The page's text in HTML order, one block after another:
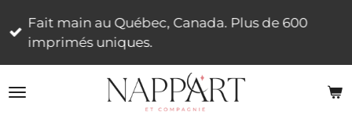
Passer
au
Fait main au Québec, Canada. Plus de 600
imprimés uniques.